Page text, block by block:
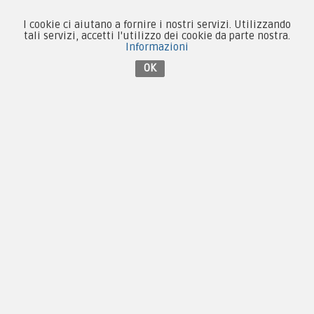
Contattaci su Facebook
I cookie ci aiutano a fornire i nostri servizi. Utilizzando
tali servizi, accetti l'utilizzo dei cookie da parte nostra.
Informazioni
OK